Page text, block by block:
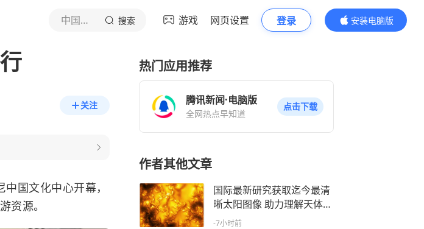
中国新闻网 搜索 游戏 网页设置 登录
安装电脑版
内容更精彩
关注
国文化中心开幕，
资源。
热门应用推荐
腾讯新闻·电脑版
全网热点早知道
点击下载
作者其他文章
国际最新研究获取迄今最清
晰太阳图像 助力理解天体磁
场机制
-7小时前